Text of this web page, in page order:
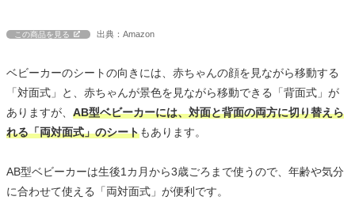
この商品を見る 出典：Amazon
ベビーカーのシートの向きには、赤ちゃんの顔を見ながら移動する
「対面式」と、赤ちゃんが景色を見ながら移動できる「背面式」が
ありますが、 AB型ベビーカーには、対面と背面の両方に切り替えら
れる「両対面式」のシートもあります。
AB型ベビーカーは生後1カ月から3歳ごろまで使うので、年齢や気分
に合わせて使える「両対面式」が便利です。